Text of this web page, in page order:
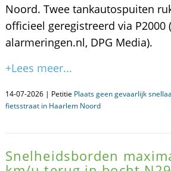
Noord. Twee tankautospuiten
officieel geregistreerd via P2000
alarmeringen.nl, DPG Media).
+Lees meer...
14-07-2026 | Petitie Plaats geen gevaarlijk
fietsstraat in Haarlem Noord
Snelheidsborden